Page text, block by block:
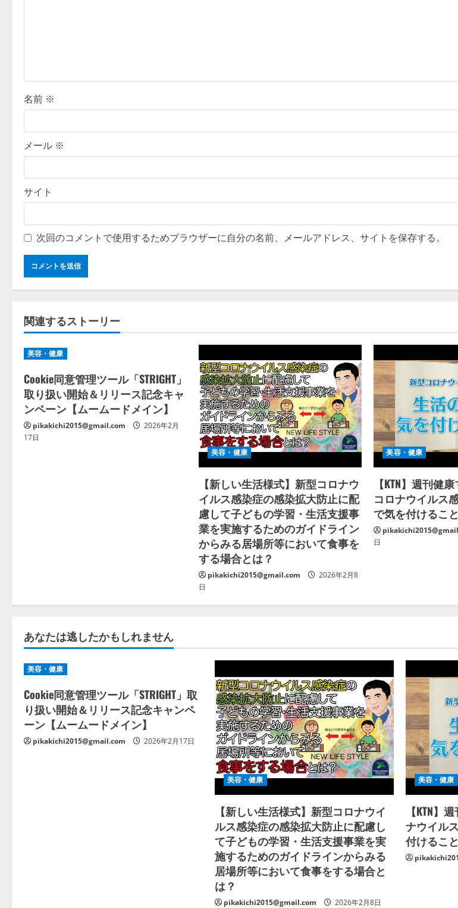
i
o
n
名前 ※
メール ※
サイト
次回のコメントで使用するためブラウザーに自分の名前、メールアドレス、サイトを保存する。
関連するストーリー
美容・健康
Cookie同意管理ツール「STRIGHT」
取り扱い開始＆リリース記念キャ
ンペーン【ムームードメイン】
pikakichi2015@gmail.com
2026年2月
17日
美容・健康
【新しい生活様式】新型コロナウ
イルス感染症の感染拡大防止に配
慮して子どもの学習・生活支援事
業を実施するためのガイドライン
からみる居場所等において食事を
する場合とは？
pikakichi2015@gmail.com
2026年2月8
日
美容・健康
【KTN】週刊健
コロナウイルス
で気を付けるこ
日
あなたは逃したかもしれません
美容・健康
Cookie同意管理ツール「STRIGHT」取
り扱い開始＆リリース記念キャンペ
ーン【ムームードメイン】
pikakichi2015@gmail.com 2026年2月17日
美容・健康
【新しい生活様式】新型コロナウイ
ルス感染症の感染拡大防止に配慮し
て子どもの学習・生活支援事業を実
施するためのガイドラインからみる
居場所等において食事をする場合と
は？
pikakichi2015@gmail.com 2026年2月8日
美容・健康
【KTN】
ナウイル
付けるこ